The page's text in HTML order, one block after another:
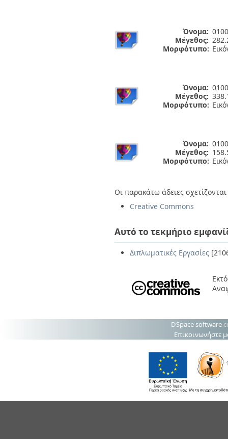
Όνομα:
Μέγεθος:
Μορφότυπο:
Όνομα:
Μέγεθος:
Μορφότυπο:
Όνομα:
Μέγεθος:
Μορφότυπο:
Οι παρακάτω άδειες
Creative Commons
Αυτό το τεκμήριο
Διπλωματικές Εργασίες
DSpace software
Επικοινωνήστε